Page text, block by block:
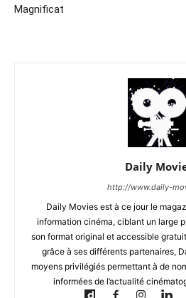
Magnificat
Daily
http://www.daily-
Daily Movies est à ce jour le
information cinéma, ciblant un large
son format original et accessible
grâce à ses différents partenaires,
moyens privilégiés permettant à de
informées de l’actualité